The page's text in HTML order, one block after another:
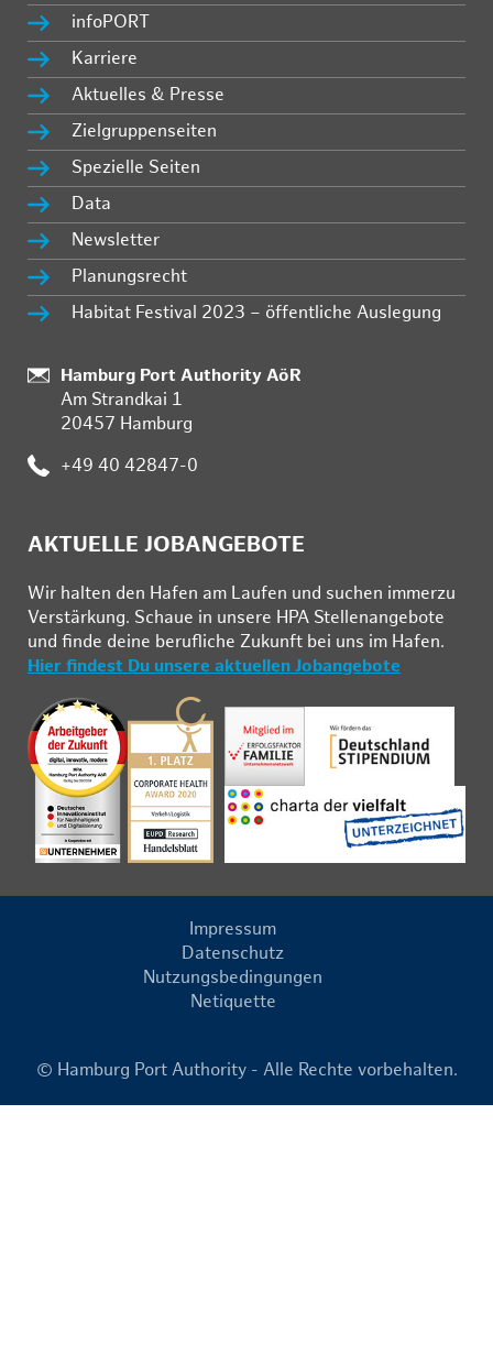
infoPORT
Karriere
Aktuelles & Presse
Zielgruppenseiten
Spezielle Seiten
Data
Newsletter
Planungsrecht
Habitat Festival 2023 – öffentliche Auslegung
Standort:
Hamburg Port Authority AöR
Am Strandkai 1
20457 Hamburg
Telefon:
+49 40 42847-0
AKTUELLE JOBANGEBOTE
Wir hal­ten den Ha­fen am Lau­fen und su­chen im­mer­zu
Ver­stär­kung. Schau­e in un­se­re HPA Stel­len­an­ge­bo­te
und fin­de deine be­ruf­li­che Zu­kunft bei uns im Ha­fen.
Hier findest Du unsere aktuellen Jobangebote
Impressum
Datenschutz
Nutzungsbedingungen
Netiquette
© Hamburg Port Authority - Alle Rechte vorbehalten.